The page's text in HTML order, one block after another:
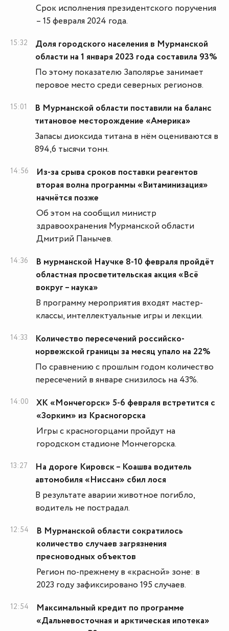
Срок исполнения президентского поручения
– 15 февраля 2024 года.
15:32
Доля городского населения в Мурманской
области на 1 января 2023 года составила 93%
По этому показателю Заполярье занимает
перовое место среди северных регионов.
15:01
В Мурманской области поставили на баланс
титановое месторождение «Америка»
Запасы диоксида титана в нём оцениваются в
894,6 тысячи тонн.
14:56
Из-за срыва сроков поставки реагентов
вторая волна программы «Витаминизация»
начнётся позже
Об этом на сообщил министр
здравоохранения Мурманской области
Дмитрий Панычев.
14:36
В мурманской Научке 8-10 февраля пройдёт
областная просветительская акция «Всё
вокруг – наука»
В программу мероприятия входят мастер-
классы, интеллектуальные игры и лекции.
14:33
Количество пересечений российско-
норвежской границы за месяц упало на 22%
По сравнению с прошлым годом количество
пересечений в январе снизилось на 43%.
14:00
ХК «Мончегорск» 5-6 февраля встретится с
«Зорким» из Красногорска
Игры с красногорцами пройдут на
городском стадионе Мончегорска.
13:27
На дороге Кировск – Коашва водитель
автомобиля «Ниссан» сбил лося
В результате аварии животное погибло,
водитель не пострадал.
12:54
В Мурманской области сократилось
количество случаев загрязнения
пресноводных объектов
Регион по-прежнему в «красной» зоне: в
2023 году зафиксировано 195 случаев.
12:54
Максимальный кредит по программе
«Дальневосточная и арктическая ипотека»